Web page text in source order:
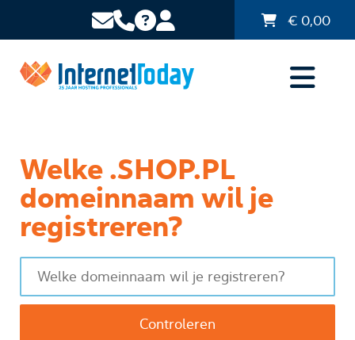
€ 0,00
Welke .SHOP.PL
domeinnaam wil je
registreren?